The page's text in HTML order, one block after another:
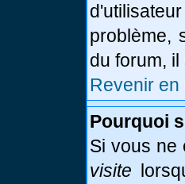
problème,
du forum,
Revenir en
Pourquoi
Si vous ne
visite